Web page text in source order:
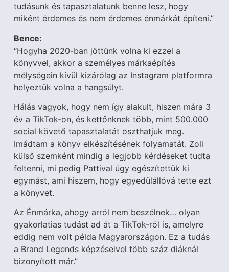
tudásunk és tapasztalatunk benne lesz, hogy
miként érdemes és nem érdemes énmárkát építeni.”
Bence:
“Hogyha 2020-ban jöttünk volna ki ezzel a
könyvvel, akkor a személyes márkaépítés
mélységein kívül kizárólag az Instagram platformra
helyeztük volna a hangsúlyt.
Hálás vagyok, hogy nem így alakult, hiszen mára 3
év a TikTok-on, és kettőnknek több, mint 500.000
social követő tapasztalatát oszthatjuk meg.
Imádtam a könyv elkészítésének folyamatát. Zoli
külső szemként mindig a legjobb kérdéseket tudta
feltenni, mi pedig Pattival úgy egészítettük ki
egymást, ami hiszem, hogy egyedülállóvá tette ezt
a könyvet.
Az Énmárka, ahogy arról nem beszélnek… olyan
gyakorlatias tudást ad át a TikTok-ról is, amelyre
eddig nem volt példa Magyarországon. Ez a tudás
a Brand Legends képzéseivel több száz diáknál
bizonyított már.”